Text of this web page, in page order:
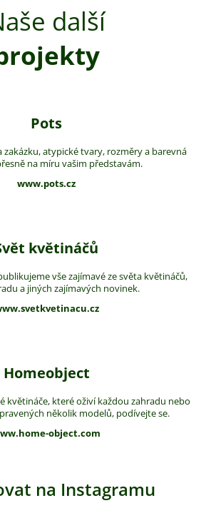
další
Pots
zakázku, atypické tvary, rozměry a barevná
na míru vašim představám.
www.pots.cz
květináčů
vše zajímavé ze světa květináčů,
a jiných zajímavých novinek.
Homeobject
květináče, které oživí každou zahradu nebo
několik modelů, podívejte se.
object.com
na Instagramu